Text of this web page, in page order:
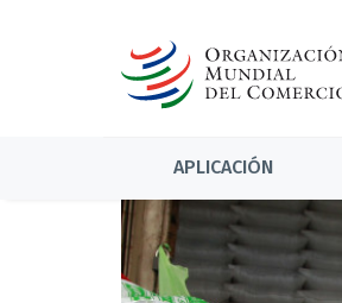
APLICACIÓN